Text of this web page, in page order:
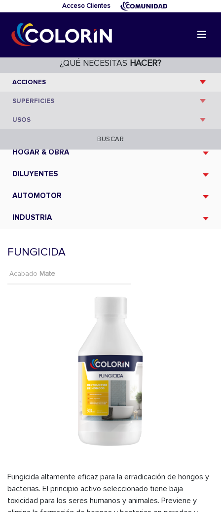
Acceso Clientes
¿QUÉ NECESITAS HACER?
BUSCAR
HOGAR & OBRA
DILUYENTES
AUTOMOTOR
INDUSTRIA
FUNGICIDA
Acabado Mate
Fungicida altamente eficaz para la erradicación de hongos y
bacterias. El principio activo seleccionado tiene baja
toxicidad para los seres humanos y animales. Previene y